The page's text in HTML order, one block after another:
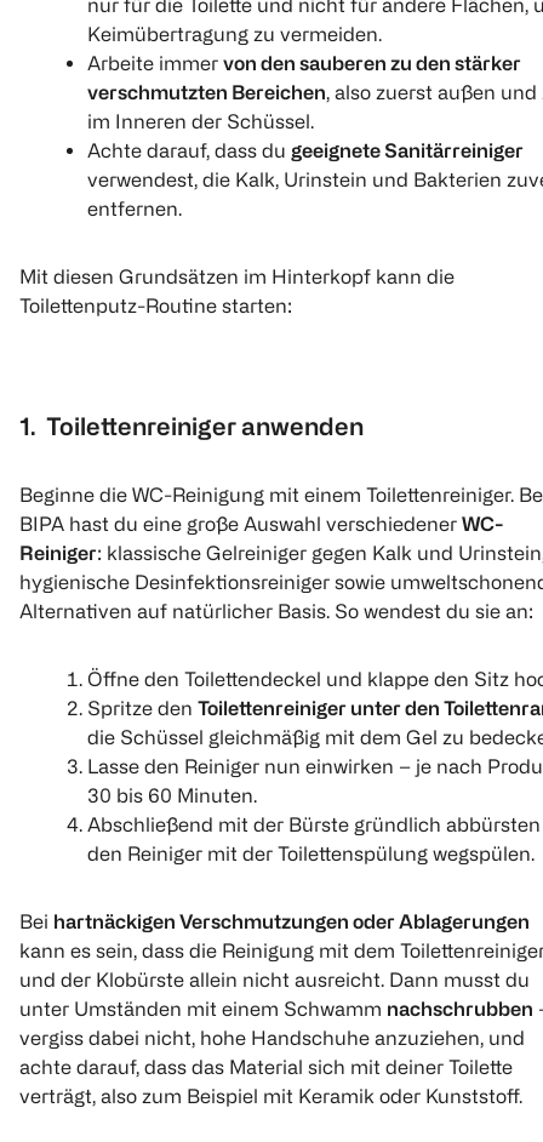
nur für die Toilette und nicht für andere Flächen,
Keimübertragung zu vermeiden.
Arbeite immer von den sauberen zu den stärker
verschmutzten Bereichen, also zuerst außen
im Inneren der Schüssel.
Achte darauf, dass du geeignete Sanitärreiniger
verwendest, die Kalk, Urinstein und Bakterien
entfernen.
Mit diesen Grundsätzen im Hinterkopf kann die
Toilettenputz-Routine starten:
1. Toilettenreiniger anwenden
Beginne die WC-Reinigung mit einem Toilettenreiniger.
BIPA hast du eine große Auswahl verschiedener WC-
Reiniger: klassische Gelreiniger gegen Kalk und
hygienische Desinfektionsreiniger sowie
Alternativen auf natürlicher Basis. So wendest du sie an:
Öffne den Toilettendeckel und klappe den Sitz
Spritze den Toilettenreiniger unter den
die Schüssel gleichmäßig mit dem Gel zu
Lasse den Reiniger nun einwirken – je nach
30 bis 60 Minuten.
Abschließend mit der Bürste gründlich
den Reiniger mit der Toilettenspülung wegspülen.
Bei hartnäckigen Verschmutzungen oder Ablagerungen
kann es sein, dass die Reinigung mit dem
und der Klobürste allein nicht ausreicht. Dann musst du
unter Umständen mit einem Schwamm nachschrubben
vergiss dabei nicht, hohe Handschuhe anzuziehen, und
achte darauf, dass das Material sich mit deiner Toilette
verträgt, also zum Beispiel mit Keramik oder Kunststoff.